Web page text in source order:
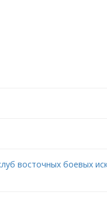
восточных боевых